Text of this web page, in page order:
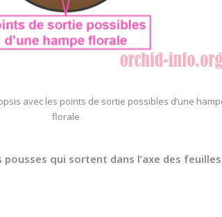
avec les points de sortie possibles d’une
florale
qui sortent dans l’axe des